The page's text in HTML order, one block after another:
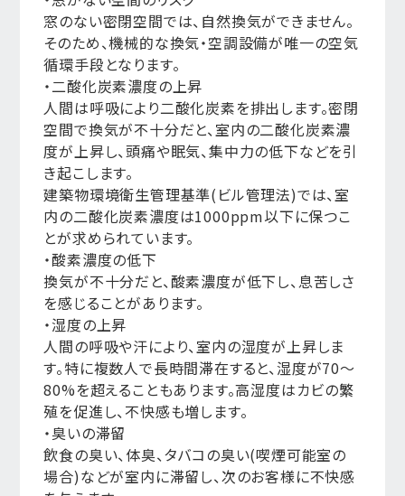
窓のない密閉空間では、自然換気ができません。
そのため、機械的な換気・空調設備が唯一の空気
循環手段となります。
・二酸化炭素濃度の上昇
人間は呼吸により二酸化炭素を排出します。密閉
空間で換気が不十分だと、室内の二酸化炭素濃
度が上昇し、頭痛や眠気、集中力の低下などを引
き起こします。
建築物環境衛生管理基準(ビル管理法)では、室
内の二酸化炭素濃度は1000ppm以下に保つこ
とが求められています。
・酸素濃度の低下
換気が不十分だと、酸素濃度が低下し、息苦しさ
を感じることがあります。
・湿度の上昇
人間の呼吸や汗により、室内の湿度が上昇しま
す。特に複数人で長時間滞在すると、湿度が70〜
80%を超えることもあります。高湿度はカビの繁
殖を促進し、不快感も増します。
・臭いの滞留
飲食の臭い、体臭、タバコの臭い(喫煙可能室の
場合)などが室内に滞留し、次のお客様に不快感